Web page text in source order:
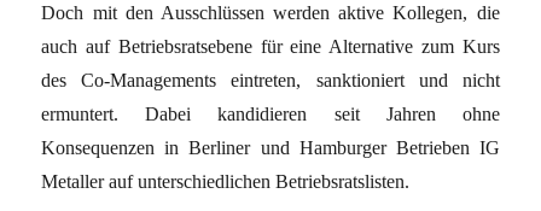
Doch mit den Ausschlüssen werden aktive Kollegen, die
auch auf Betriebsratsebene für eine Alternative zum Kurs
des Co-Managements eintreten, sanktioniert und nicht
ermuntert. Dabei kandidieren seit Jahren ohne
Konsequenzen in Berliner und Hamburger Betrieben IG
Metaller auf unterschiedlichen Betriebsratslisten.